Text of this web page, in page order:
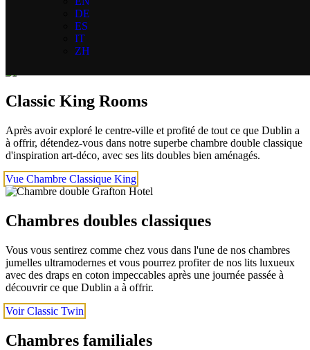
DE
ES
IT
ZH
Chambres avec terrasse et balcon privé.
Studio avec balcon et vue sur la ville.
Classic King Rooms
Après avoir exploré le centre-ville et profité de tout ce que Dublin a
à offrir, détendez-vous dans notre superbe chambre double classique
d'inspiration art-déco, avec ses lits doubles bien aménagés.
Vue Chambre Classique King
Chambres doubles classiques
Vous vous sentirez comme chez vous dans l'une de nos chambres
jumelles ultramodernes et vous pourrez profiter de nos lits luxueux
avec des draps en coton impeccables après une journée passée à
découvrir ce que Dublin a à offrir.
Voir Classic Twin
Chambres familiales